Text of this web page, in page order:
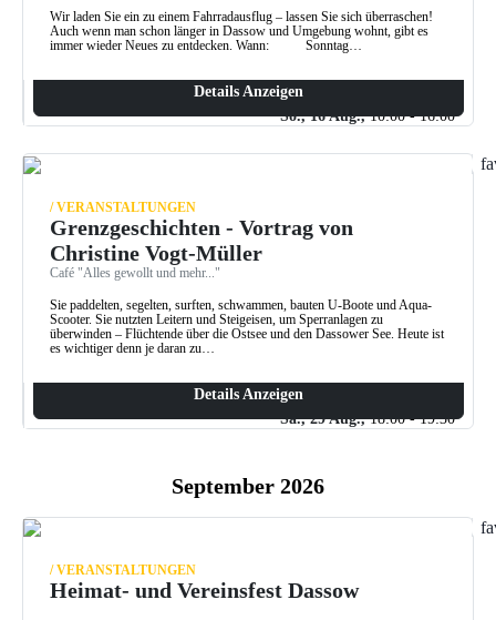
Wir laden Sie ein zu einem Fahrradausflug – lassen Sie sich überraschen!
Auch wenn man schon länger in Dassow und Umgebung wohnt, gibt es
immer wieder Neues zu entdecken. Wann: Sonntag…
So., 16 Aug.,10:00 - 16:00
Details Anzeigen
/ VERANSTALTUNGEN
Grenzgeschichten - Vortrag von
Christine Vogt-Müller
Café "Alles gewollt und mehr..."
Sie paddelten, segelten, surften, schwammen, bauten U-Boote und Aqua-
Scooter. Sie nutzten Leitern und Steigeisen, um Sperranlagen zu
überwinden – Flüchtende über die Ostsee und den Dassower See. Heute ist
es wichtiger denn je daran zu…
Sa., 29 Aug.,18:00 - 19:30
Details Anzeigen
September 2026
/ VERANSTALTUNGEN
Heimat- und Vereinsfest Dassow